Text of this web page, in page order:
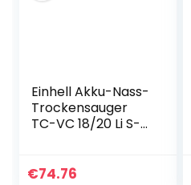
Einhell Akku-Nass-
Trockensauger
TC-VC 18/20 Li S-
18V,
€74.76